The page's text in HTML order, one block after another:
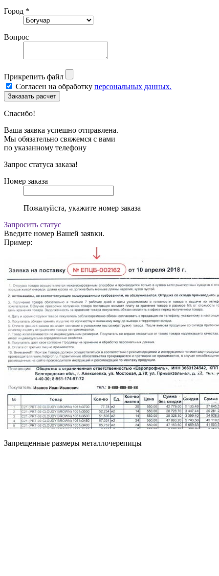
Город *
Вопрос
Прикрепить файл
Согласен на обработку персональных данных.
Спасибо!
Ваша заявка успешно отправлена.
Мы обязательно свяжемся с вами
по указанному телефону
Запрос статуса заказа!
Номер заказа
Пожалуйста, укажите номер заказа
Запросить статус
Введите номер Вашей заявки.
Пример:
Запрещенные размеры металлочерепицы